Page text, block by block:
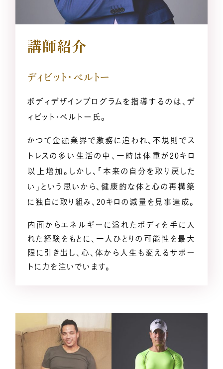
SNSのご案内
メディア関係者お問い合わせ
メンバー募集
講師紹介
ディビット・ベルトー
ボディデザインプログラムを指導するのは、デ
ィビット・ベルトー氏。
かつて金融業界で激務に追われ、不規則でス
トレスの多い生活の中、一時は体重が20キロ
以上増加。しかし、「本来の自分を取り戻した
い」という思いから、健康的な体と心の再構築
に独自に取り組み、20キロの減量を見事達成。
内面からエネルギーに溢れたボディを手に入
れた経験をもとに、一人ひとりの可能性を最大
限に引き出し、心、体から人生も変えるサポー
トに力を注いでいます。